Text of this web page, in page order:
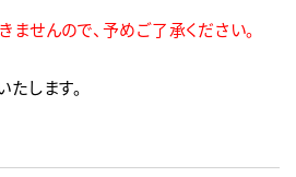
せんので、予めご了承ください。
します。